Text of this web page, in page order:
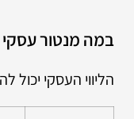
במה מנטור עסקי
הליווי העסקי יכול